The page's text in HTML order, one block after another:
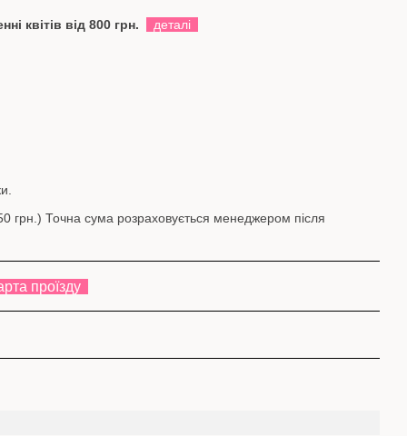
квітів від 800 грн.
деталі
грн.) Точна сума розраховується менеджером після
проїзду